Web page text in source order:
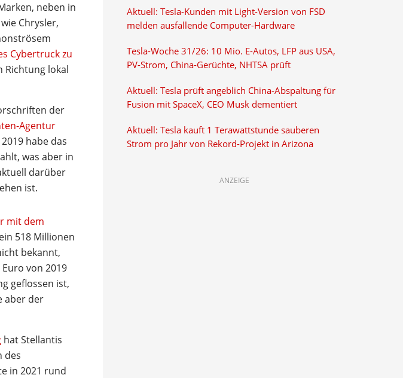
neben in
Chrysler,
Cybertruck zu
Richtung lokal
der
Agentur
habe das
was aber in
darüber
ist.
mit dem
518 Millionen
bekannt,
von 2019
geflossen ist,
aber der
hat Stellantis
des
in 2021 rund
Aktuell: Tesla-Kunden mit Light-Version von FSD
melden ausfallende Computer-Hardware
Tesla-Woche 31/26: 10 Mio. E-Autos, LFP aus USA,
PV-Strom, China-Gerüchte, NHTSA prüft
Aktuell: Tesla prüft angeblich China-Abspaltung für
Fusion mit SpaceX, CEO Musk dementiert
Aktuell: Tesla kauft 1 Terawattstunde sauberen
Strom pro Jahr von Rekord-Projekt in Arizona
ANZEIGE